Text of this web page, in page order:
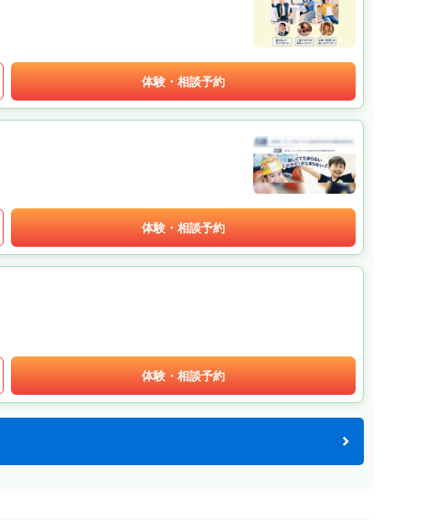
体験・相談予約
体験・相談予約
体験・相談予約